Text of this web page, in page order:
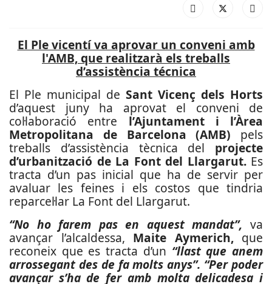
El Ple vicentí va aprovar un conveni amb
l'AMB, que realitzarà els treballs
d’assistència técnica
El Ple municipal de Sant Vicenç dels Horts
d’aquest juny ha aprovat el conveni de
col·laboració entre l’Ajuntament i l’Àrea
Metropolitana de Barcelona (AMB) pels
treballs d’assistència tècnica del projecte
d’urbanització de La Font del Llargarut. Es
tracta d’un pas inicial que ha de servir per
avaluar les feines i els costos que tindria
reparcel·lar La Font del Llargarut.
“No ho farem pas en aquest mandat”, va
avançar l’alcaldessa, Maite Aymerich, que
reconeix que es tracta d’un “llast que anem
arrossegant des de fa molts anys”. “Per poder
avançar s’ha de fer amb molta delicadesa i